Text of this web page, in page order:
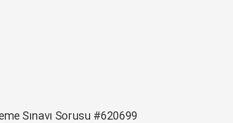
Sınavı Sorusu #620699